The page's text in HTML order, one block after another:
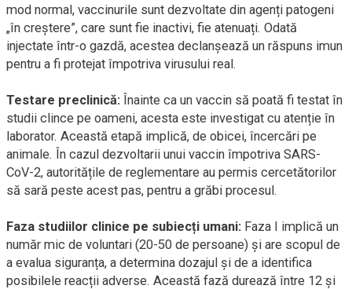
mod normal, vaccinurile sunt dezvoltate din agenți patogeni
„în creștere”, care sunt fie inactivi, fie atenuați. Odată
injectate într-o gazdă, acestea declanșează un răspuns imun
pentru a fi protejat împotriva virusului real.
Testare preclinică: Înainte ca un vaccin să poată fi testat în
studii clince pe oameni, acesta este investigat cu atenție în
laborator. Această etapă implică, de obicei, încercări pe
animale. În cazul dezvoltarii unui vaccin împotriva SARS-
CoV-2, autoritățile de reglementare au permis cercetătorilor
să sară peste acest pas, pentru a grăbi procesul.
Faza studiilor clinice pe subiecți umani: Faza I implică un
număr mic de voluntari (20-50 de persoane) și are scopul de
a evalua siguranța, a determina dozajul și de a identifica
posibilele reacții adverse. Această fază durează între 12 și